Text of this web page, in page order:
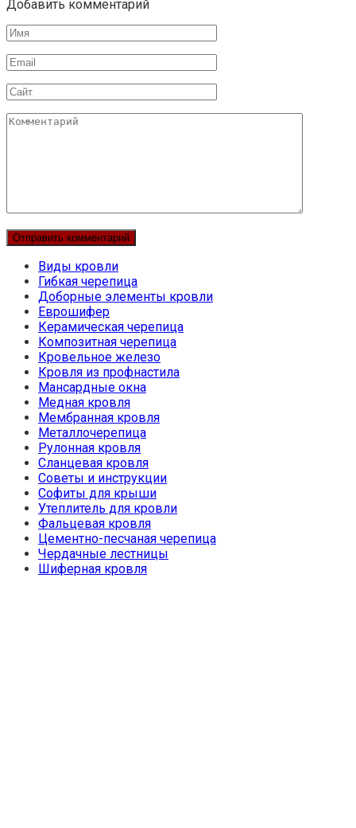
Добавить комментарий
Имя
Email
Сайт
Комментарий
Виды кровли
Гибкая черепица
Доборные элементы кровли
Еврошифер
Керамическая черепица
Композитная черепица
Кровельное железо
Кровля из профнастила
Мансардные окна
Медная кровля
Мембранная кровля
Металлочерепица
Рулонная кровля
Сланцевая кровля
Советы и инструкции
Софиты для крыши
Утеплитель для кровли
Фальцевая кровля
Цементно-песчаная черепица
Чердачные лестницы
Шиферная кровля